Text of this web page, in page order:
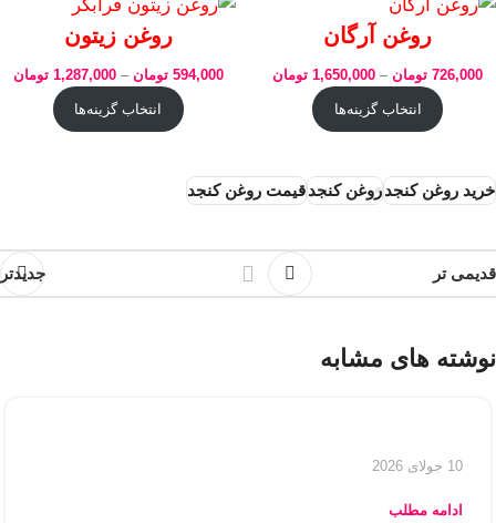
روغن آرگان
726,000 تومان –
1,650,000 تومان
انتخاب گزینه‌ها
روغن زیتون
594,000 تومان –
1,287,000 تومان
انتخاب گزینه‌ها
خرید روغن کنجدروغن کنجدقیمت روغن کنجد
جدیدتر قدیمی تر
نوشته های مشابه
10 جولای 2026
ادامه مطلب